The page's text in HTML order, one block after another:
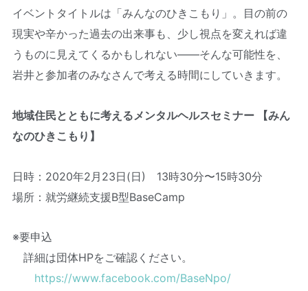
イベントタイトルは「みんなのひきこもり」。目の前の
現実や辛かった過去の出来事も、少し視点を変えれば違
うものに見えてくるかもしれない――そんな可能性を、
岩井と参加者のみなさんで考える時間にしていきます。
地域住民とともに考えるメンタルヘルスセミナー 【みん
なのひきこもり】
日時：2020年2月23日(日) 13時30分〜15時30分
場所：就労継続支援B型BaseCamp
※要申込
詳細は団体HPをご確認ください。
https://www.facebook.com/BaseNpo/